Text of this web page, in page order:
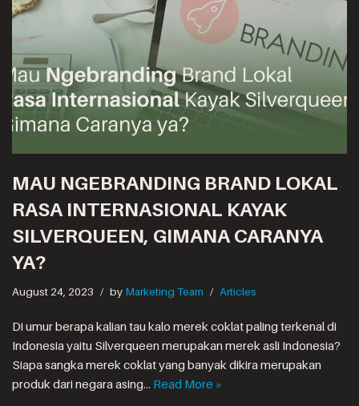
MAU NGEBRANDING BRAND LOKAL
RASA INTERNASIONAL KAYAK
SILVERQUEEN, GIMANA CARANYA
YA?
August 24, 2023 by Marketing Team Articles
Di umur berapa kalian tau kalo merek coklat paling terkenal di
Indonesia yaitu Silverqueen merupakan merek asli Indonesia?
Siapa sangka merek coklat yang banyak dikira merupakan
produk dari negara asing… Read More »